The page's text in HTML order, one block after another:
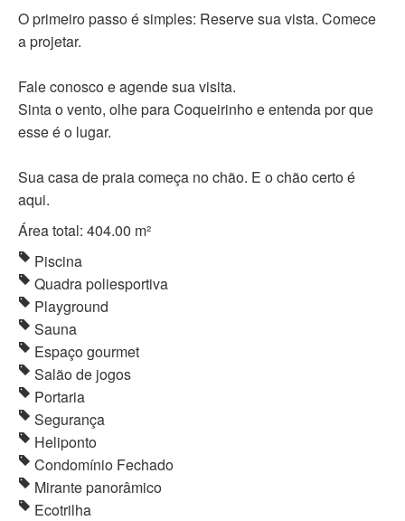
O primeiro passo é simples: Reserve sua vista. Comece
a projetar.
Fale conosco e agende sua visita.
Sinta o vento, olhe para Coqueirinho e entenda por que
esse é o lugar.
Sua casa de praia começa no chão. E o chão certo é
aqui.
Área total: 404.00 m²
Piscina
Quadra poliesportiva
Playground
Sauna
Espaço gourmet
Salão de jogos
Portaria
Segurança
Heliponto
Condomínio Fechado
Mirante panorâmico
Ecotrilha